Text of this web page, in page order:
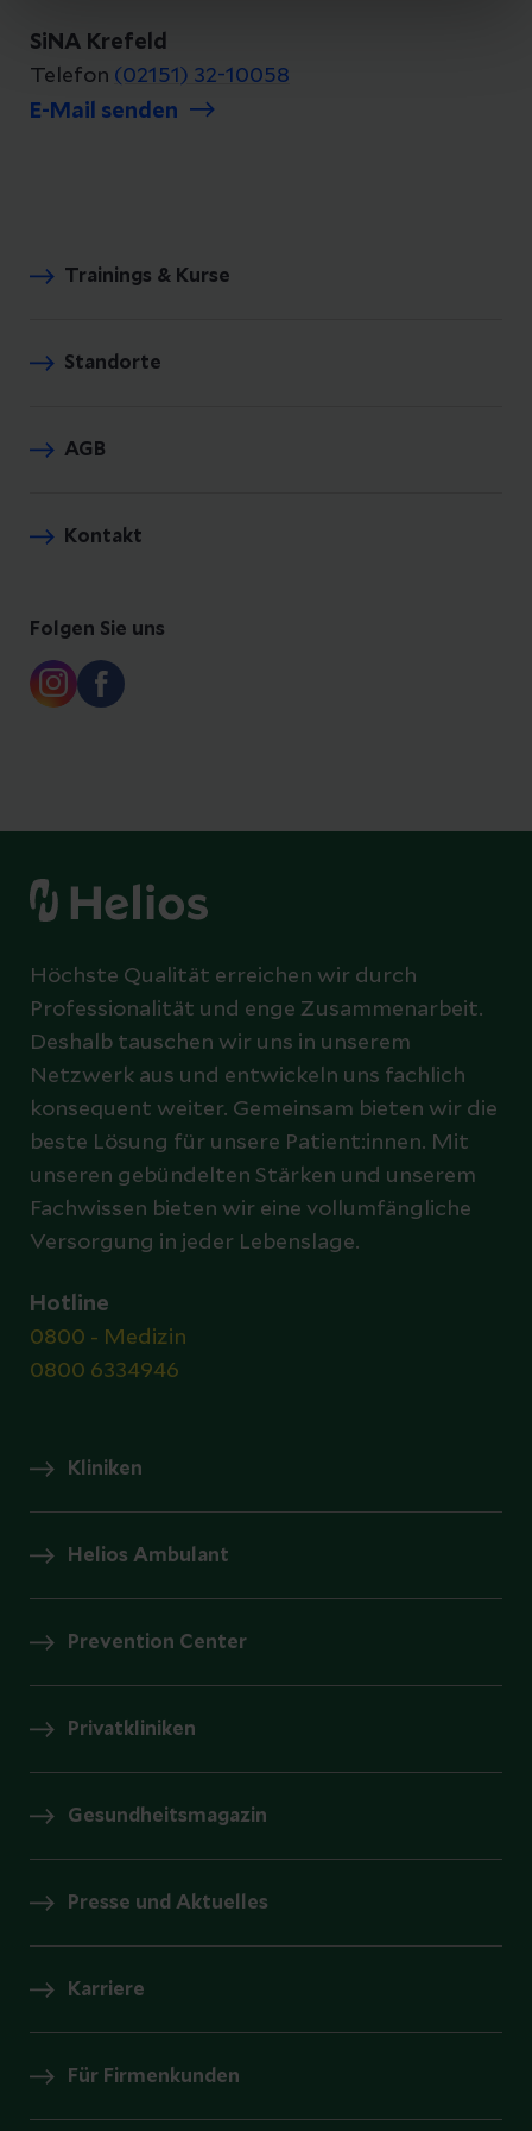
SiNA Krefeld
Telefon (02151) 32-10058
E-Mail senden
Trainings & Kurse
Standorte
AGB
Kontakt
Folgen Sie uns
Höchste Qualität erreichen wir durch
Professionalität und enge Zusammenarbeit.
Deshalb tauschen wir uns in unserem
Netzwerk aus und entwickeln uns fachlich
konsequent weiter. Gemeinsam bieten wir die
beste Lösung für unsere Patient:innen. Mit
unseren gebündelten Stärken und unserem
Fachwissen bieten wir eine vollumfängliche
Versorgung in jeder Lebenslage.
Hotline
0800 - Medizin
0800 6334946
Kliniken
Helios Ambulant
Prevention Center
Privatkliniken
Gesundheitsmagazin
Presse und Aktuelles
Karriere
Für Firmenkunden